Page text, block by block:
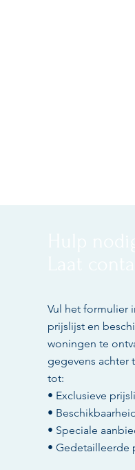
Vul het formulier
prijslijst en
woningen te
gegevens achter
tot:
• Exclusieve
•
• Speciale
• Gedetailleerde